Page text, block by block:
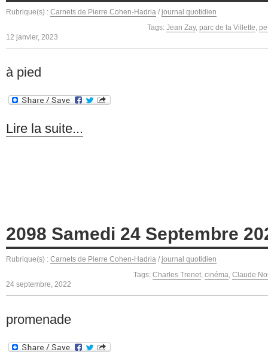
Rubrique(s) : Carnets de Pierre Cohen-Hadria / journal quotidien
Tags: Jean Zay, parc de la Villette,
12 janvier, 2023
à pied
Lire la suite...
2098 Samedi 24 Septembre
Rubrique(s) : Carnets de Pierre Cohen-Hadria / journal quotidien
Tags: Charles Trenet, cinéma, Claude
24 septembre, 2022
promenade